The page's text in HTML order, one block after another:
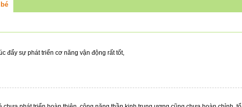
đẩy sự phát triển cơ năng vận động rất tốt,